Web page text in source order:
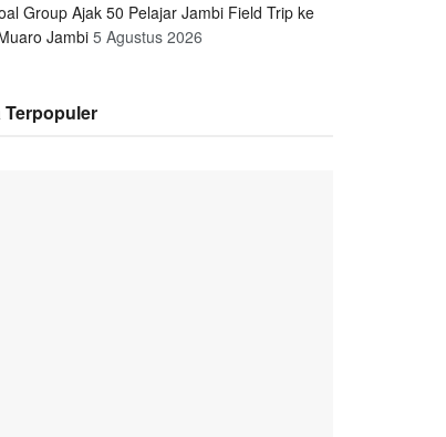
Group Ajak 50 Pelajar Jambi Field Trip ke
Jambi5 Agustus 2026
Terpopuler